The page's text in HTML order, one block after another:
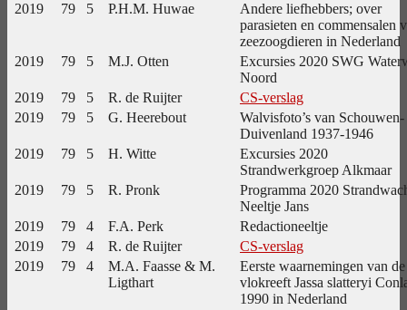
2019
79 5 P.H.M. Huwae
Andere liefhebbers; over
parasieten en commensalen
zeezoogdieren in Nederland
2019
79 5 M.J. Otten
Excursies 2020 SWG
Noord
2019
79 5 R. de Ruijter
CS-verslag
2019
79 5 G. Heerebout
Walvisfoto’s van Schouwen-
Duivenland 1937-1946
2019
79 5 H. Witte
Excursies 2020
Strandwerkgroep Alkmaar
2019
79 5 R. Pronk
Programma 2020
Neeltje Jans
2019
79 4 F.A. Perk
Redactioneeltje
2019
79 4 R. de Ruijter
CS-verslag
2019
79 4
M.A. Faasse & M.
Ligthart
Eerste waarnemingen van de
vlokreeft Jassa slatteryi
1990 in Nederland